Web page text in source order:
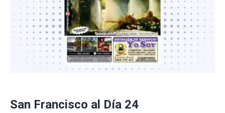
San Francisco al Día 24